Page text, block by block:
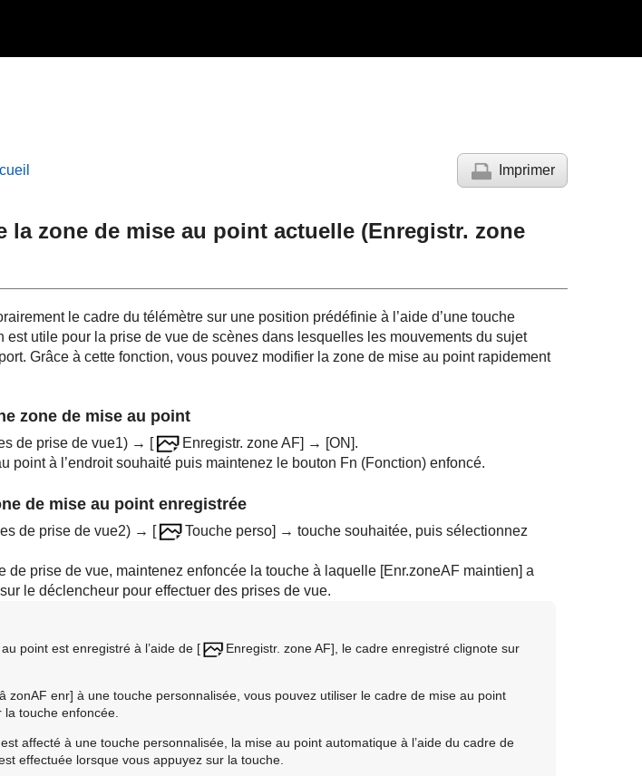
Imprimer
la zone de mise au point actuelle (Enregistr. zone
le cadre du télémètre sur une position prédéfinie à l’aide d’une touche
est utile pour la prise de vue de scènes dans lesquelles les mouvements du sujet
Grâce à cette fonction, vous pouvez modifier la zone de mise au point rapidement
zone de mise au point
de prise de vue1) → [ Enregistr. zone AF] → [ON].
point à l’endroit souhaité puis maintenez le bouton Fn (Fonction) enfoncé.
de mise au point enregistrée
de prise de vue2) → [ Touche perso] → touche souhaitée, puis sélectionnez
de prise de vue, maintenez enfoncée la touche à laquelle [Enr.zoneAF maintien] a
le déclencheur pour effectuer des prises de vue.
point est enregistré à l’aide de [ Enregistr. zone AF] , le cadre enregistré clignote sur
zonAF enr] à une touche personnalisée, vous pouvez utiliser le cadre de mise au point
touche enfoncée.
est affecté à une touche personnalisée, la mise au point automatique à l’aide du cadre de
effectuée lorsque vous appuyez sur la touche.